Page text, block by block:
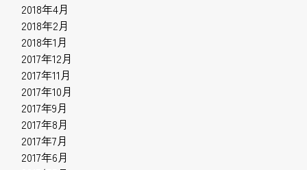
2018年4月
2018年2月
2018年1月
2017年12月
2017年11月
2017年10月
2017年9月
2017年8月
2017年7月
2017年6月